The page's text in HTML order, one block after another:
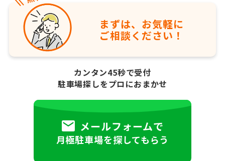
まずは、お気軽に
ご相談ください！
カンタン45秒で受付
駐車場探しをプロにおまかせ
メールフォームで
月極駐車場を探してもらう